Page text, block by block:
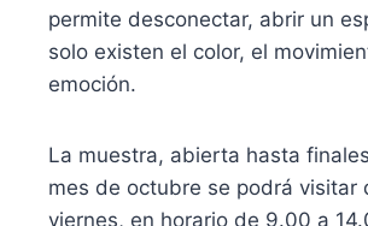
permite desconectar, abrir un
solo existen el color, el
emoción.
La muestra, abierta hasta
mes de octubre se podrá visitar
viernes, en horario de 9.00 a